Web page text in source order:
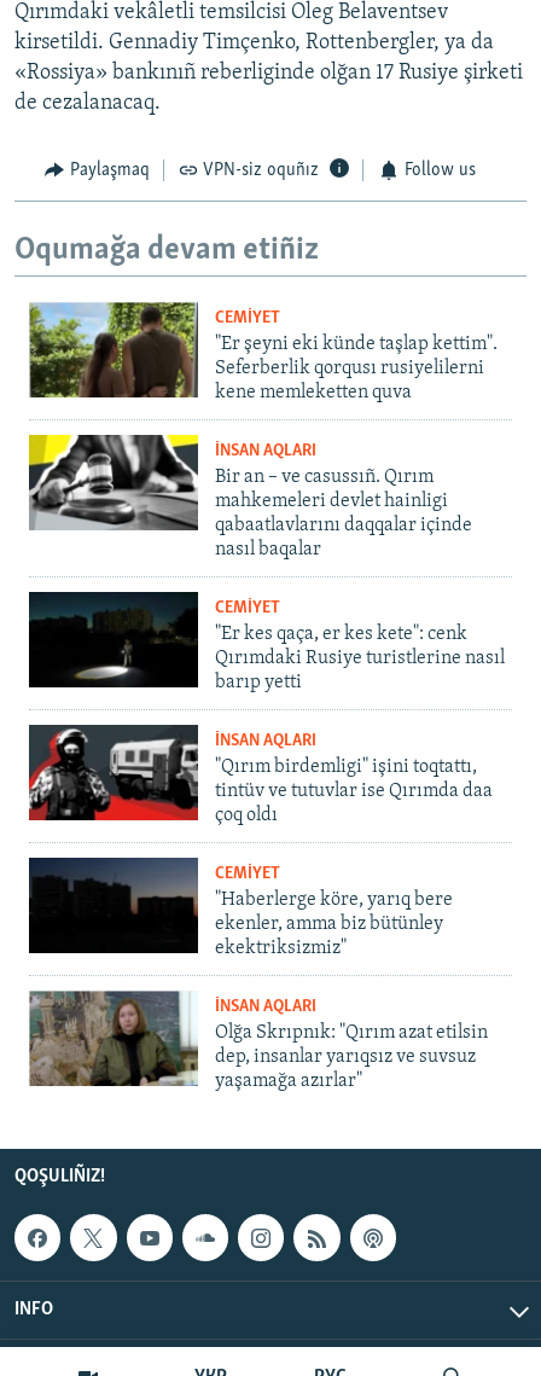
Qırımdaki vekâletli temsilcisi Oleg Belaventsev
kirsetildi. Gennadiy Timçenko, Rottenbergler, ya da
«Rossiya» bankınıñ reberliginde olğan 17 Rusiye şirketi
de cezalanacaq.
Paylaşmaq VPN-siz oquñız Follow us
Oqumağa devam etiñiz
CEMİYET
"Er şeyni eki künde taşlap kettim".
Seferberlik qorqusı rusiyelilerni
kene memleketten quva
İNSAN AQLARI
Bir an – ve casussıñ. Qırım
mahkemeleri devlet hainligi
qabaatlavlarını daqqalar içinde
nasıl baqalar
CEMİYET
"Er kes qaça, er kes kete": cenk
Qırımdaki Rusiye turistlerine nasıl
barıp yetti
İNSAN AQLARI
"Qırım birdemligi" işini toqtattı,
tintüv ve tutuvlar ise Qırımda daa
çoq oldı
CEMİYET
"Haberlerge köre, yarıq bere
ekenler, amma biz bütünley
ekektriksizmiz"
İNSAN AQLARI
Olğa Skrıpnık: "Qırım azat etilsin
dep, insanlar yarıqsız ve suvsuz
yaşamağa azırlar"
QOŞULIÑIZ!
INFO